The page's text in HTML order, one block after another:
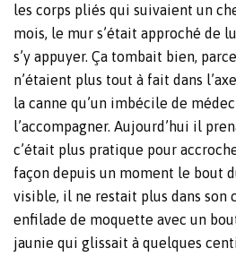
les corps pliés qui suivaient un
mois, le mur s’était approché de
s’y appuyer. Ça tombait bien,
n’étaient plus tout à fait dans
la canne qu’un imbécile de
l’accompagner. Aujourd’hui il
c’était plus pratique pour
façon depuis un moment le bout
visible, il ne restait plus dans son
enfilade de moquette avec un
jaunie qui glissait à quelques